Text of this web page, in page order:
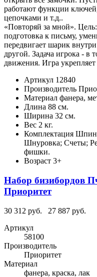
работают функции
цепочками и т.д..
«Повторяй за мной».
подготовка к письму,
передвигает шарик
другой. Задача игрока - в
движения. Игра укрепляет
Артикул 12840
Производитель
Материал фанера,
Длина 88 см.
Ширина 32 см.
Вес 2 кг.
Комплектация
Шнуровка; Счеты;
фишки.
Возраст 3+
Набор бизибордов
Приоритет
30 312 руб.
27 887 руб.
Артикул
58100
Производитель
Приоритет
Материал
фанера, краска, лак